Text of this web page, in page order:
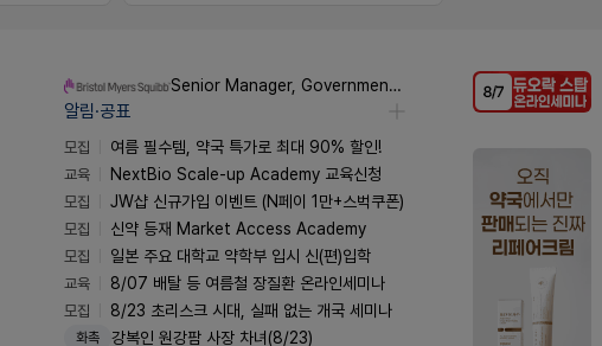
Senior Manager, Government Affairs & External Liaison (Permanent)
알림·공표
모집
여름 필수템, 약국 특가로 최대 90% 할인!
교육
NextBio Scale-up Academy 교육신청
모집
JW샵 신규가입 이벤트 (N페이 1만+스벅쿠폰)
모집
신약 등재 Market Access Academy
모집
일본 주요 대학교 약학부 입시 신(편)입학
교육
8/07 배탈 등 여름철 장질환 온라인세미나
모집
8/23 초리스크 시대, 실패 없는 개국 세미나
화촉 강복인 원강팜 사장 차녀(8/23)